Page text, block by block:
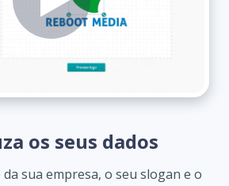
os seus dados
sua empresa, o seu slogan e o